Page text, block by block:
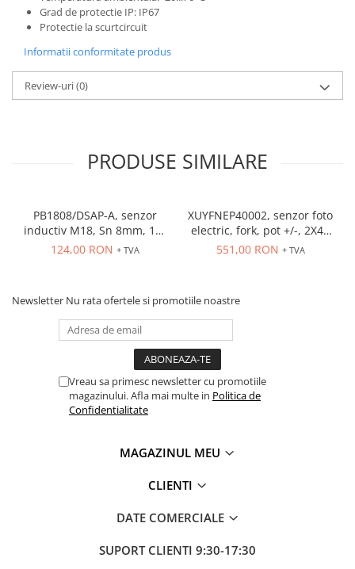
Contactoare
Butoane si accesorii
Lampa multi LED
Intrerupatoare de protectie
pentru motor
Accesorii cleme
Cleme 10mm
Cleme 2.5mm
Cleme 6mm
Intrerupator general
Convertor semnal si adaptor
Lichidare stoc
Limitatoare
Limitatori tip pedala
Dispozitiv de detectare a
Limitator de supratensiuni
Grad de protectie IP: IP67
Protectie la scurtcircuit
Informatii conformitate produs
Review-uri(0)
PRODUSE SIMILARE
PB1808/DSAP-A, senzor
inductiv M18, Sn 8mm, 10-
36 VDC, ecranat NO, PNP,
124,00 RON + TVA
XUYFNEP40002, senzor foto
electric, fork, pot +/-, 2X42
mm, 12...24 VDC, M8
551,00 RON + TVA
Newsletter Nu rata ofertele si promotiile noastre
Vreau sa primesc newsletter cu promotiile
magazinului. Afla mai multe in Politica de
Confidentialitate
MAGAZINUL MEU
CLIENTI
DATE COMERCIALE
SUPORT CLIENTI 9:30-17:30